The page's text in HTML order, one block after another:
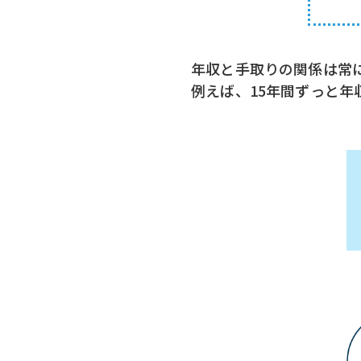
年収と手取りの関係は常
例えば、15年間ずっと